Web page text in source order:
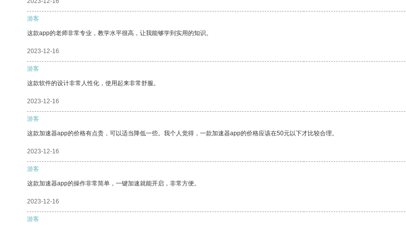
游客
这款app的老师非常专业，教学水平很高，让我能够学到实用的知识。
2023-12-16
游客
这款软件的设计非常人性化，使用起来非常舒服。
2023-12-16
游客
这款加速器app的价格有点贵，可以适当降低一些。我个人觉得，一款加速器app的价格应该在50元以下才比较合理。
2023-12-16
游客
这款加速器app的操作非常简单，一键加速就能开启，非常方便。
2023-12-16
游客